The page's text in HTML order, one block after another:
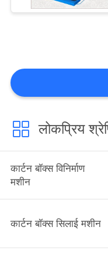
स्लीटर
रोटरी
लोकप्रिय
कार्टन बॉक्स विनिर्माण
मशीन
कार्टन बॉक्स सिलाई मशीन